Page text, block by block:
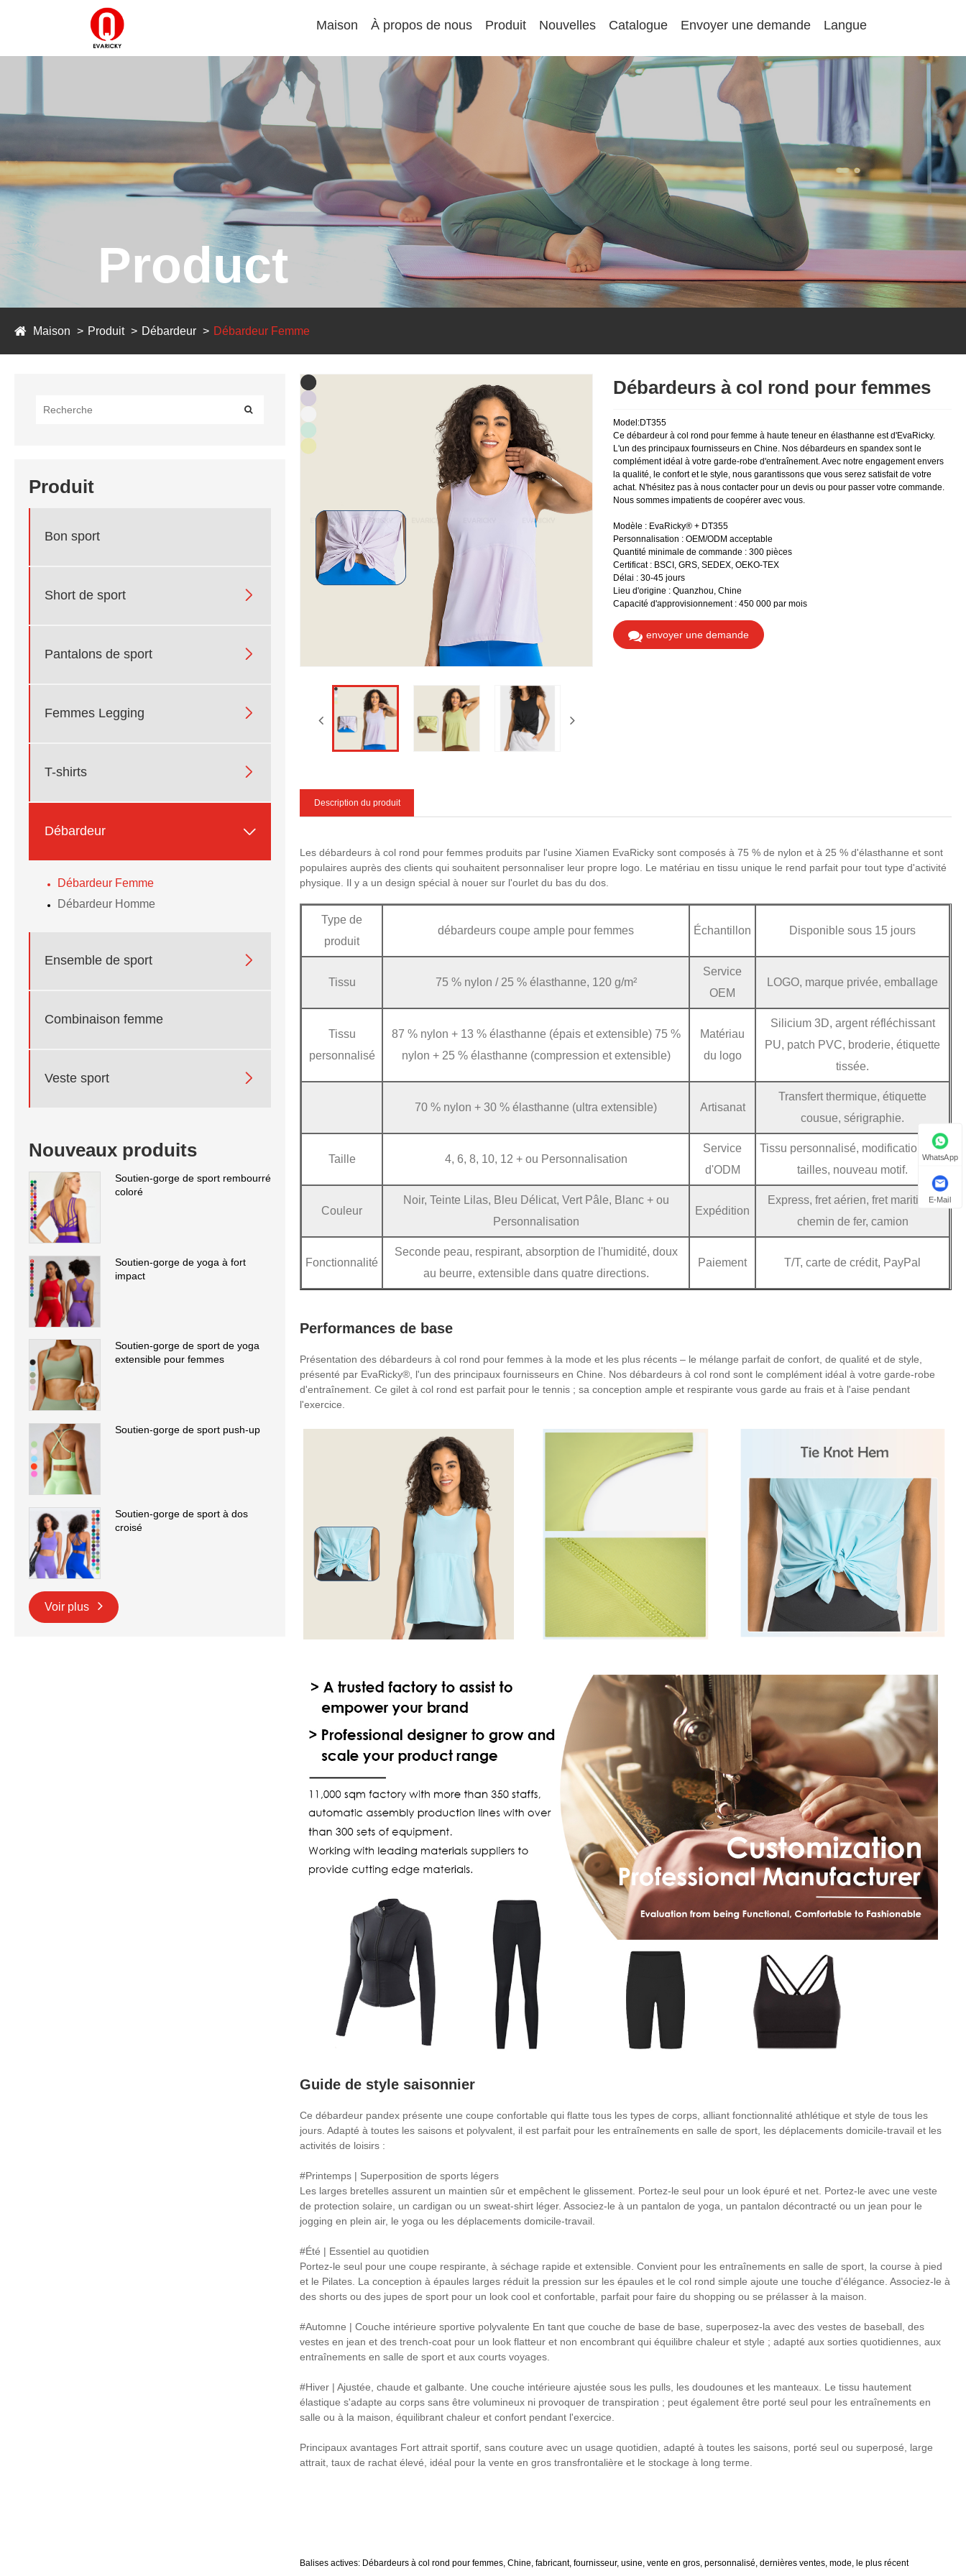
Maison À propos de nous Produit Nouvelles Catalogue Envoyer une demande Langue
Product
Maison Produit Débardeur Débardeur Femme
Produit
Bon sport
Short de sport 
Pantalons de sport 
Femmes Legging 
T-shirts 
Débardeur 
Débardeur Femme
Débardeur Homme
Ensemble de sport 
Combinaison femme
Veste sport 
Nouveaux produits
Soutien-gorge de sport rembourré
coloré
Soutien-gorge de yoga à fort
impact
Soutien-gorge de sport de yoga
extensible pour femmes
Soutien-gorge de sport push-up
Soutien-gorge de sport à dos
croisé
Voir plus
Débardeurs à col rond pour femmes
Model:DT355
Ce débardeur à col rond pour femme à haute teneur en élasthanne est d'EvaRicky.
L'un des principaux fournisseurs en Chine. Nos débardeurs en spandex sont le
complément idéal à votre garde-robe d'entraînement. Avec notre engagement envers
la qualité, le confort et le style, nous garantissons que vous serez satisfait de votre
achat. N'hésitez pas à nous contacter pour un devis ou pour passer votre commande.
Nous sommes impatients de coopérer avec vous.
Modèle : EvaRicky® + DT355
Personnalisation : OEM/ODM acceptable
Quantité minimale de commande : 300 pièces
Certificat : BSCI, GRS, SEDEX, OEKO-TEX
Délai : 30-45 jours
Lieu d'origine : Quanzhou, Chine
Capacité d'approvisionnement : 450 000 par mois
envoyer une demande
Description du produit
Les débardeurs à col rond pour femmes produits par l'usine Xiamen EvaRicky sont composés à 75 % de nylon et à 25 % d'élasthanne et sont
populaires auprès des clients qui souhaitent personnaliser leur propre logo. Le matériau en tissu unique le rend parfait pour tout type d'activité
physique. Il y a un design spécial à nouer sur l'ourlet du bas du dos.
Type de
produit
débardeurs coupe ample pour femmes Échantillon Disponible sous 15 jours
Tissu 75 % nylon / 25 % élasthanne, 120 g/m²
Service
OEM
LOGO, marque privée, emballage
Tissu
personnalisé
87 % nylon + 13 % élasthanne (épais et extensible) 75 %
nylon + 25 % élasthanne (compression et extensible)
Matériau
du logo
Silicium 3D, argent réfléchissant
PU, patch PVC, broderie, étiquette
tissée.
70 % nylon + 30 % élasthanne (ultra extensible) Artisanat
Transfert thermique, étiquette
cousue, sérigraphie.
Taille 4, 6, 8, 10, 12 + ou Personnalisation
Service
d'ODM
Tissu personnalisé, modification des
tailles, nouveau motif.
Couleur
Noir, Teinte Lilas, Bleu Délicat, Vert Pâle, Blanc + ou
Personnalisation
Expédition
Express, fret aérien, fret maritime,
chemin de fer, camion
Fonctionnalité
Seconde peau, respirant, absorption de l'humidité, doux
au beurre, extensible dans quatre directions.
Paiement T/T, carte de crédit, PayPal
Performances de base
Présentation des débardeurs à col rond pour femmes à la mode et les plus récents – le mélange parfait de confort, de qualité et de style,
présenté par EvaRicky®, l'un des principaux fournisseurs en Chine. Nos débardeurs à col rond sont le complément idéal à votre garde-robe
d'entraînement. Ce gilet à col rond est parfait pour le tennis ; sa conception ample et respirante vous garde au frais et à l'aise pendant
l'exercice.
Guide de style saisonnier
Ce débardeur pandex présente une coupe confortable qui flatte tous les types de corps, alliant fonctionnalité athlétique et style de tous les
jours. Adapté à toutes les saisons et polyvalent, il est parfait pour les entraînements en salle de sport, les déplacements domicile-travail et les
activités de loisirs :
#Printemps | Superposition de sports légers
Les larges bretelles assurent un maintien sûr et empêchent le glissement. Portez-le seul pour un look épuré et net. Portez-le avec une veste
de protection solaire, un cardigan ou un sweat-shirt léger. Associez-le à un pantalon de yoga, un pantalon décontracté ou un jean pour le
jogging en plein air, le yoga ou les déplacements domicile-travail.
#Été | Essentiel au quotidien
Portez-le seul pour une coupe respirante, à séchage rapide et extensible. Convient pour les entraînements en salle de sport, la course à pied
et le Pilates. La conception à épaules larges réduit la pression sur les épaules et le col rond simple ajoute une touche d'élégance. Associez-le à
des shorts ou des jupes de sport pour un look cool et confortable, parfait pour faire du shopping ou se prélasser à la maison.
#Automne | Couche intérieure sportive polyvalente En tant que couche de base de base, superposez-la avec des vestes de baseball, des
vestes en jean et des trench-coat pour un look flatteur et non encombrant qui équilibre chaleur et style ; adapté aux sorties quotidiennes, aux
entraînements en salle de sport et aux courts voyages.
#Hiver | Ajustée, chaude et galbante. Une couche intérieure ajustée sous les pulls, les doudounes et les manteaux. Le tissu hautement
élastique s'adapte au corps sans être volumineux ni provoquer de transpiration ; peut également être porté seul pour les entraînements en
salle ou à la maison, équilibrant chaleur et confort pendant l'exercice.
Principaux avantages Fort attrait sportif, sans couture avec un usage quotidien, adapté à toutes les saisons, porté seul ou superposé, large
attrait, taux de rachat élevé, idéal pour la vente en gros transfrontalière et le stockage à long terme.
Balises actives: Débardeurs à col rond pour femmes, Chine, fabricant, fournisseur, usine, vente en gros, personnalisé, dernières ventes, mode, le plus récent
WhatsApp
E-Mail